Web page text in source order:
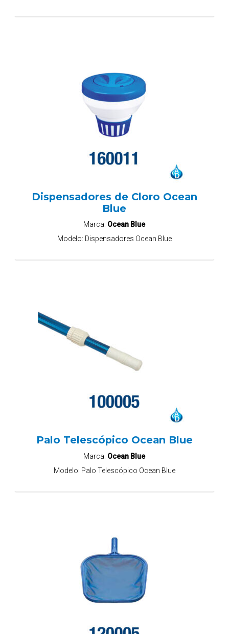
Dispensadores de Cloro Ocean
Blue
Marca: Ocean Blue
Modelo: Dispensadores Ocean Blue
Palo Telescópico Ocean Blue
Marca: Ocean Blue
Modelo: Palo Telescópico Ocean Blue